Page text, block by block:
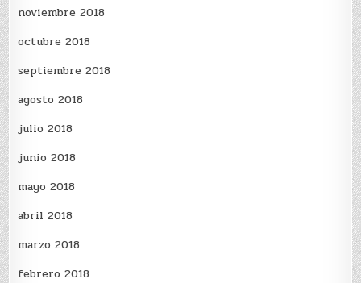
noviembre 2018
octubre 2018
septiembre 2018
agosto 2018
julio 2018
junio 2018
mayo 2018
abril 2018
marzo 2018
febrero 2018